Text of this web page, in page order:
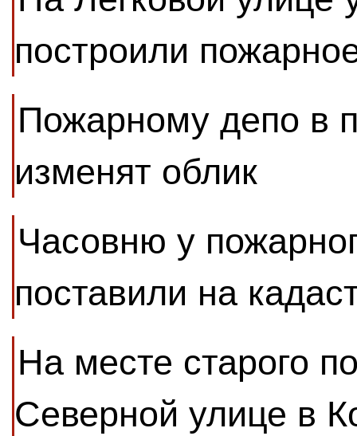
построили
Пожарному депо в
изменят облик
Часовню у
поставили на
На месте старого
Северной улице в